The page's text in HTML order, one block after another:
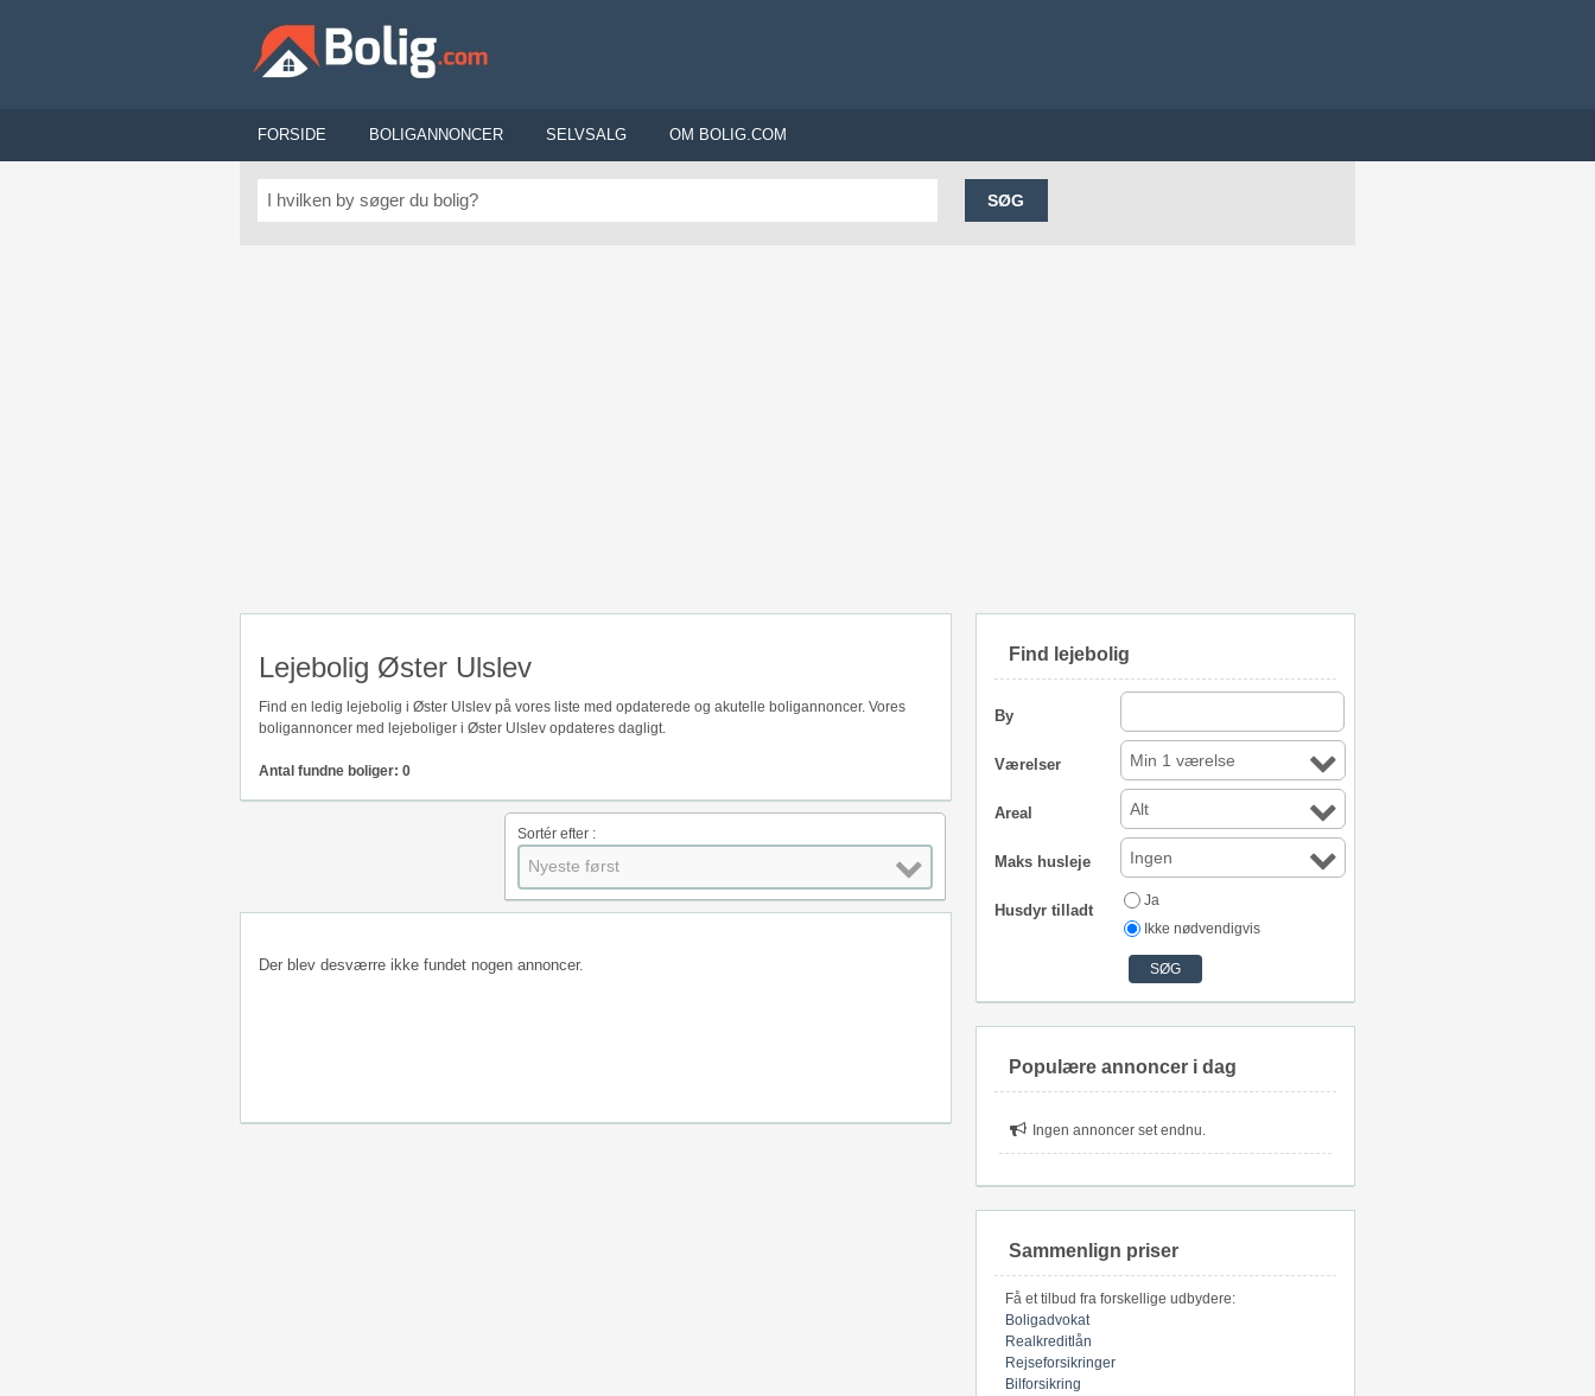
FORSIDE BOLIGANNONCER SELVSALG OM BOLIG.COM
SØG
Lejebolig Øster Ulslev
Find en ledig lejebolig i Øster Ulslev på vores liste med opdaterede og akutelle boligannoncer. Vores
boligannoncer med lejeboliger i Øster Ulslev opdateres dagligt.
Antal fundne boliger: 0
Sortér efter :
Nyeste først
Der blev desværre ikke fundet nogen annoncer.
Find lejebolig
By
Værelser Min 1 værelse
Areal Alt
Maks husleje Ingen
Husdyr tilladt
Ja
Ikke nødvendigvis
Populære annoncer i dag
Ingen annoncer set endnu.
Sammenlign priser
Få et tilbud fra forskellige udbydere:
Boligadvokat
Realkreditlån
Rejseforsikringer
Bilforsikring